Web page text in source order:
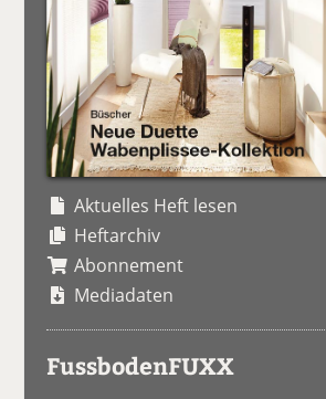
Aktuelles Heft lesen
Heftarchiv
Abonnement
Mediadaten
FussbodenFUXX